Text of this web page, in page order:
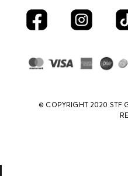
© COPYRIGHT 2020 STF